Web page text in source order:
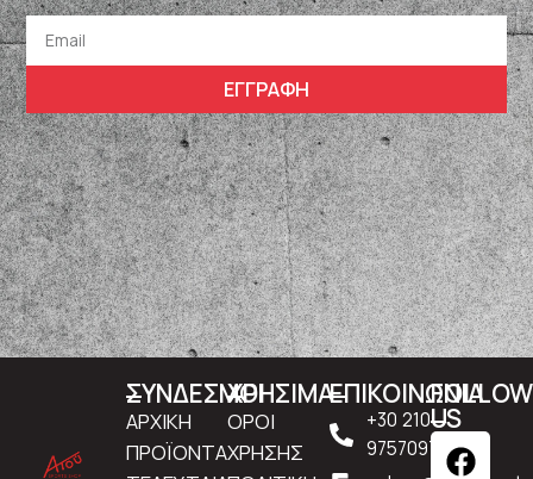
ΕΓΓΡΑΦΗ
ΣΥΝΔΕΣΜΟΙ
ΑΡΧΙΚΗ
ΠΡΟΪΟΝΤΑ
ΧΡΗΣΙΜΑ
ΟΡΟΙ
ΧΡΗΣΗΣ
ΕΠΙΚΟΙΝΩΝΙΑ
+30 210
9757097
FOLLOW
US